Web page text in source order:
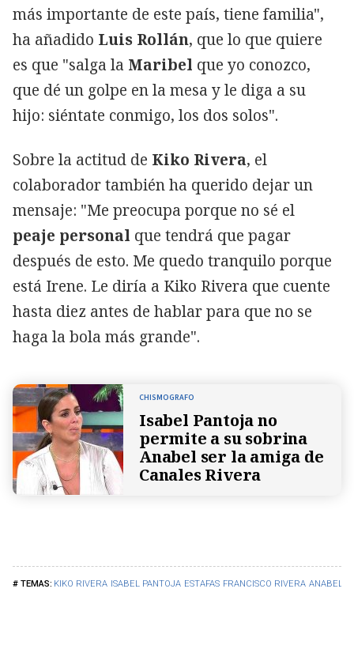
KIKO RIVERA ISABEL PANTOJA ESTAFAS FRANCISCO RIVERA ANABEL
más importante de este país, tiene familia",
ha añadido Luis Rollán, que lo que quiere
es que "salga la Maribel que yo conozco,
que dé un golpe en la mesa y le diga a su
hijo: siéntate conmigo, los dos solos".
Sobre la actitud de Kiko Rivera, el
colaborador también ha querido dejar un
mensaje: "Me preocupa porque no sé el
peaje personal que tendrá que pagar
después de esto. Me quedo tranquilo porque
está Irene. Le diría a Kiko Rivera que cuente
hasta diez antes de hablar para que no se
haga la bola más grande".
CHISMOGRAFO
Isabel Pantoja no
permite a su sobrina
Anabel ser la amiga de
Canales Rivera